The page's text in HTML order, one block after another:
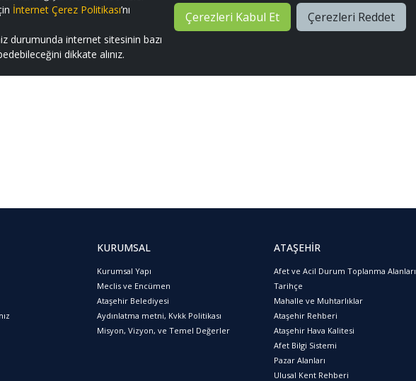
İnternet Çerez Politikası’nı
durumunda internet sitesinin bazı
dikkate alınız.
Çerezleri Kabul Et Çerezleri Reddet
KURUMSAL
Kurumsal Yapı
Meclis ve Encümen
Ataşehir Belediyesi
Aydınlatma metni, Kvkk Politikası
Misyon, Vizyon, ve Temel Değerler
ATAŞEHİR
Afet ve Acil Durum Toplanma Alanları
Tarihçe
Mahalle ve Muhtarlıklar
Ataşehir Rehberi
Ataşehir Hava Kalitesi
Afet Bilgi Sistemi
Pazar Alanları
Ulusal Kent Rehberi